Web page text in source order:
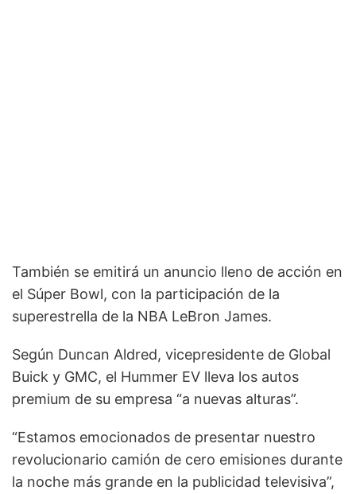
También se emitirá un anuncio lleno de acción en
el Súper Bowl, con la participación de la
superestrella de la NBA LeBron James.
Según Duncan Aldred, vicepresidente de Global
Buick y GMC, el Hummer EV lleva los autos
premium de su empresa “a nuevas alturas”.
“Estamos emocionados de presentar nuestro
revolucionario camión de cero emisiones durante
la noche más grande en la publicidad televisiva”,